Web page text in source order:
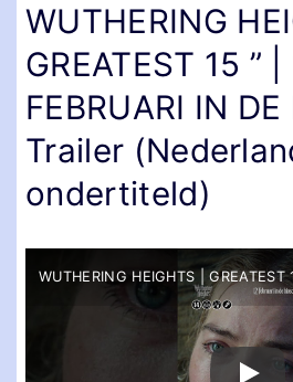
WUTHERING
GREATEST 15 ” |
FEBRUARI IN
Trailer
ondertiteld)